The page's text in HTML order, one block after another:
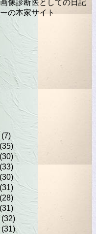
像診断医としての日記
の本家サイト
(7)
(30)
(31)
(28)
(32)
(31)